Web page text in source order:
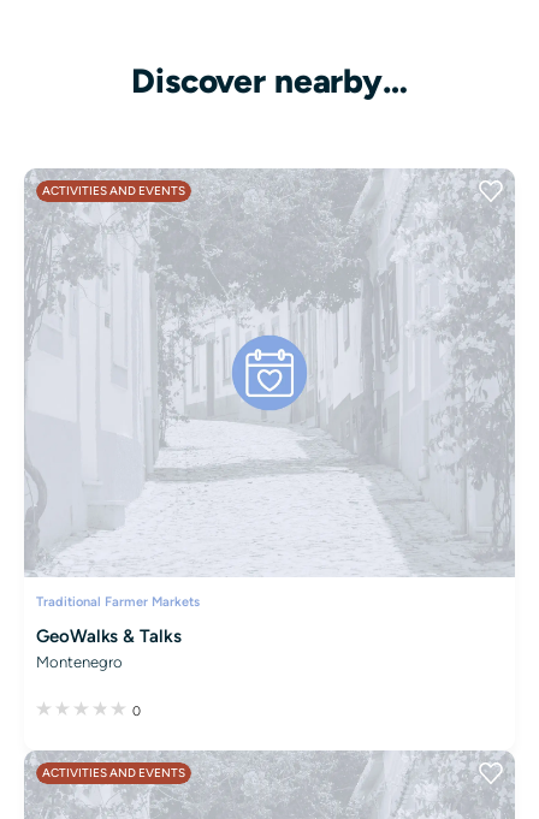
Discover nearby…
ACTIVITIES AND EVENTS
Traditional Farmer Markets
GeoWalks & Talks
Montenegro
0
ACTIVITIES AND EVENTS